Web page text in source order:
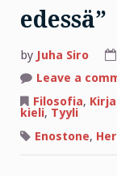
edessä”
by Juha Siro
Leave a
Filosofia,
kieli, Tyyli
Enostone,